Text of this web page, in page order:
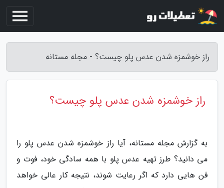
راز خوشمزه شدن عدس پلو چیست؟ - مجله مستانه
راز خوشمزه شدن عدس پلو چیست؟
به گزارش مجله مستانه، آیا راز خوشمزه شدن عدس پلو را
می دانید؟ طرز تهیه عدس پلو با همه سادگی خود، فوت و
فن هایی دارد که اگر رعایت شوند، نتیجه کار عالی خواهد